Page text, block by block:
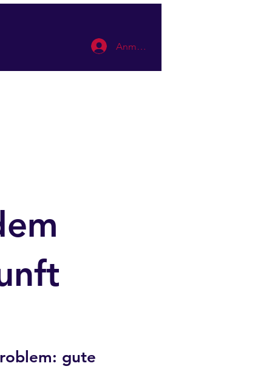
Anmelden
gute